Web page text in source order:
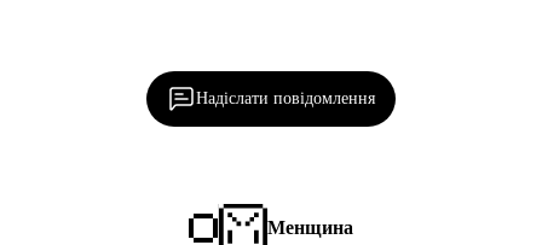
Надіслати повідомлення
Менщина